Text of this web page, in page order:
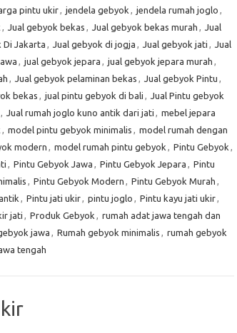
pintu ukir, jendela gebyok , jendela rumah joglo ,
, Jual gebyok bekas , Jual gebyok bekas murah , Jual
Di Jakarta , Jual gebyok di jogja , Jual gebyok jati , Jual
, jual gebyok jepara , jual gebyok jepara murah ,
, Jual gebyok pelaminan bekas , Jual gebyok Pintu ,
bekas , jual pintu gebyok di bali , Jual Pintu gebyok
, Jual rumah joglo kuno antik dari jati , mebel jepara
, model pintu gebyok minimalis , model rumah dengan
modern , model rumah pintu gebyok , Pintu Gebyok ,
, Pintu Gebyok Jawa , Pintu Gebyok Jepara , Pintu
, Pintu Gebyok Modern , Pintu Gebyok Murah ,
, Pintu jati ukir, pintu joglo , Pintu kayu jati ukir,
jati , Produk Gebyok , rumah adat jawa tengah dan
jawa , Rumah gebyok minimalis , rumah gebyok
tengah